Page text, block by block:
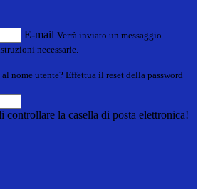
E-mail Verrà inviato un messaggio
necessarie.
nome utente? Effettua il reset della password
controllare la casella di posta elettronica!